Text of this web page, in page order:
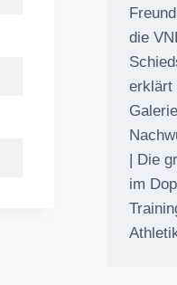
die
erklärt
| Die
im